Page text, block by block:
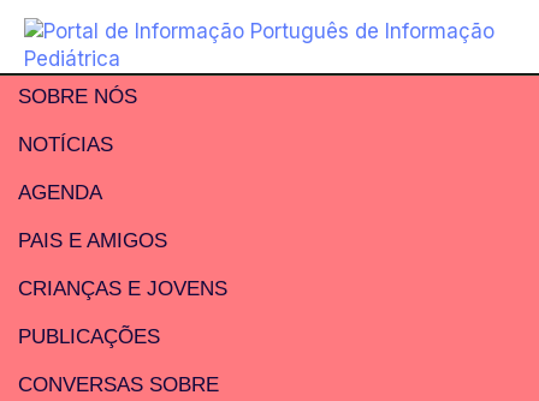
SOBRE NÓS
NOTÍCIAS
AGENDA
PAIS E AMIGOS
CRIANÇAS E JOVENS
PUBLICAÇÕES
CONVERSAS SOBRE